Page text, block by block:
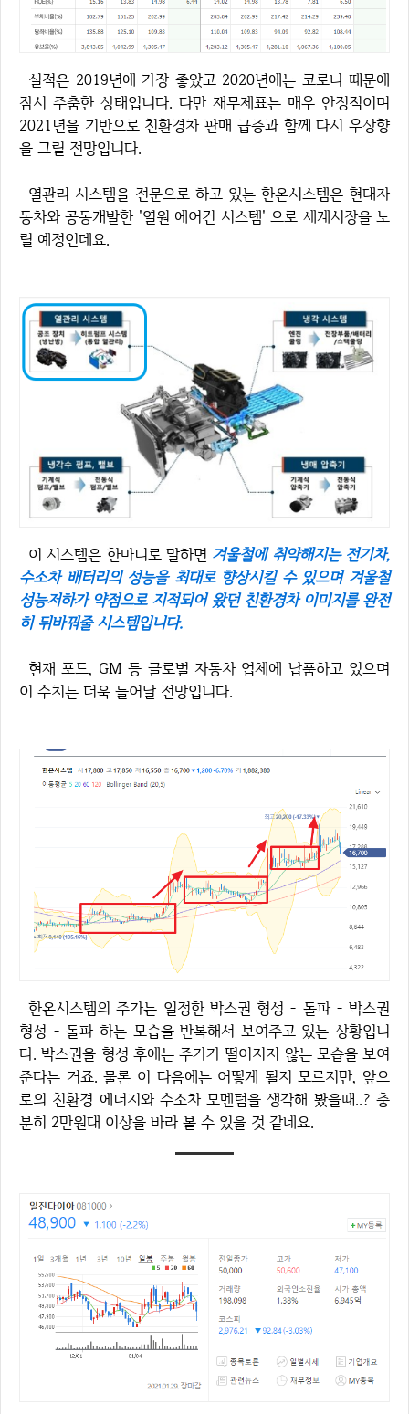
실적은 2019년에 가장 좋았고 2020년에는 코로나 때문에
잠시 주춤한 상태입니다. 다만 재무제표는 매우 안정적이며
2021년을 기반으로 친환경차 판매 급증과 함께 다시 우상향
을 그릴 전망입니다.
열관리 시스템을 전문으로 하고 있는 한온시스템은 현대자
동차와 공동개발한 '열원 에어컨 시스템' 으로 세계시장을 노
릴 예정인데요.
이 시스템은 한마디로 말하면 겨울철에 취약해지는 전기차,
수소차 배터리의 성능을 최대로 향상시킬 수 있으며 겨울철
성능저하가 약점으로 지적되어 왔던 친환경차 이미지를 완전
히 뒤바꿔줄 시스템입니다.
현재 포드, GM 등 글로벌 자동차 업체에 납품하고 있으며
이 수치는 더욱 늘어날 전망입니다.
한온시스템의 주가는 일정한 박스권 형성 - 돌파 - 박스권
형성 - 돌파 하는 모습을 반복해서 보여주고 있는 상황입니
다. 박스권을 형성 후에는 주가가 떨어지지 않는 모습을 보여
준다는 거죠. 물론 이 다음에는 어떻게 될지 모르지만, 앞으
로의 친환경 에너지와 수소차 모멘텀을 생각해 봤을때..? 충
분히 2만원대 이상을 바라 볼 수 있을 것 같네요.